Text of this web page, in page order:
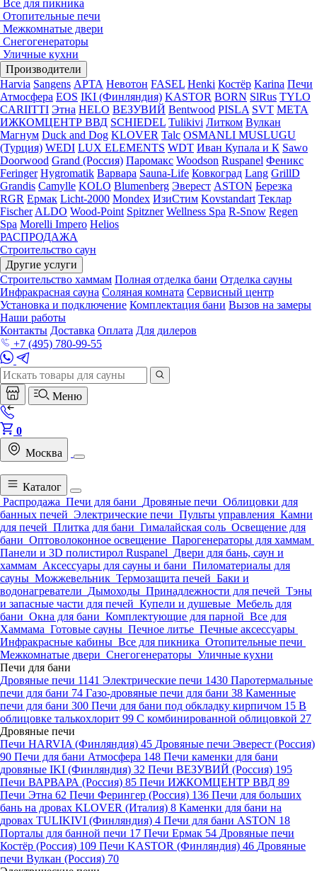
Все для пикника
Отопительные печи
Межкомнатые двери
Снегогенераторы
Уличные кухни
Производители
Harvia Sangens АРТА Невотон FASEL Henki Костёр Karina Печи
Атмосфера EOS IKI (Финляндия) KASTOR BORN SlRus TYLO
CARIITTI Этна HELO ВЕЗУВИЙ Bentwood PISLA SVT МЕТА
ИЖКОМЦЕНТР ВВД SCHIEDEL Tulikivi Литком Вулкан
Магнум Duck and Dog KLOVER Talc OSMANLI MUSLUGU
(Турция) WEDI LUX ELEMENTS WDT Иван Купала и К Sawo
Doorwood Grand (Россия) Паромакс Woodson Ruspanel Феникс
Feringer Hygromatik Варвара Sauna-Life Ковкоград Lang GrillD
Grandis Camylle KOLO Blumenberg Эверест ASTON Березка
RGR Ермак Licht-2000 Mondex ИзиСтим Kovstandart Теклар
Fischer ALDO Wood-Point Spitzner Wellness Spa R-Snow Regen
Spa Morelli Impero Helios
РАСПРОДАЖА
Строительство саун
Другие услуги
Строительство хаммам Полная отделка бани Отделка сауны
Инфракрасная сауна Соляная комната Сервисный центр
Установка и подключение Комплектация бани Вызов на замеры
Наши работы
Контакты Доставка Оплата Для дилеров
+7 (495) 780-99-55
Меню
0
Москва
Каталог
Распродажа Печи для бани Дровяные печи Облицовки для
банных печей Электрические печи Пульты управления Камни
для печей Плитка для бани Гималайская соль Освещение для
бани Оптоволоконное освещение Парогенераторы для хаммам
Панели и 3D полистирол Ruspanel Двери для бань, саун и
хаммам Аксессуары для сауны и бани Пиломатериалы для
сауны Можжевельник Термозащита печей Баки и
водонагреватели Дымоходы Принадлежности для печей Тэны
и запасные части для печей Купели и душевые Мебель для
бани Окна для бани Комплектующие для парной Все для
Хаммама Готовые сауны Печное литье Печные аксессуары
Инфракрасные кабины Все для пикника Отопительные печи
Межкомнатые двери Снегогенераторы Уличные кухни
Печи для бани
Дровяные печи 1141 Электрические печи 1430 Паротермальные
печи для бани 74 Газо-дровяные печи для бани 38 Каменные
печи для бани 300 Печи для бани под обкладку кирпичом 15 В
облицовке талькохлорит 99 С комбинированной облицовкой 27
Дровяные печи
Печи HARVIA (Финляндия) 45 Дровяные печи Эверест (Россия)
90 Печи для бани Атмосфера 148 Печи каменки для бани
дровяные IKI (Финляндия) 32 Печи ВЕЗУВИЙ (Россия) 195
Печи ВАРВАРА (Россия) 85 Печи ИЖКОМЦЕНТР ВВД 89
Печи Этна 62 Печи Ферингер (Россия) 136 Печи для больших
бань на дровах KLOVER (Италия) 8 Каменки для бани на
дровах TULIKIVI (Финляндия) 4 Печи для бани ASTON 18
Порталы для банной печи 17 Печи Ермак 54 Дровяные печи
Костёр (Россия) 109 Печи KASTOR (Финляндия) 46 Дровяные
печи Вулкан (Россия) 70